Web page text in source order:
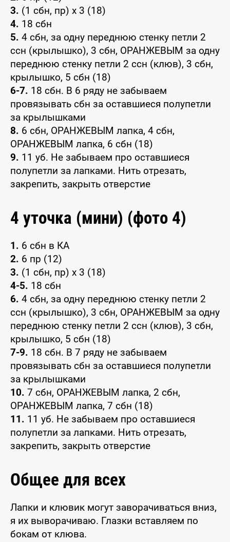
3. (1 сбн, пр) х 3 (18)
4. 18 сбн
5. 4 сбн, за одну переднюю стенку петли 2
ссн (крылышко), 3 сбн, ОРАНЖЕВЫМ за одну
переднюю стенку петли 2 ссн (клюв), 3 сбн,
крылышко, 5 сбн (18)
6-7. 18 сбн. В 6 ряду не забываем
провязывать сбн за оставшиеся полупетли
за крылышками
8. 6 сбн, ОРАНЖЕВЫМ лапка, 4 сбн,
ОРАНЖЕВЫМ лапка, 6 сбн (18)
9. 11 уб. Не забываем про оставшиеся
полупетли за лапками. Нить отрезать,
закрепить, закрыть отверстие
4 уточка (мини) (фото 4)
1. 6 сбн в КА
2. 6 пр (12)
3. (1 сбн, пр) х 3 (18)
4-5. 18 сбн
6. 4 сбн, за одну переднюю стенку петли 2
ссн (крылышко), 3 сбн, ОРАНЖЕВЫМ за одну
переднюю стенку петли 2 ссн (клюв), 3 сбн,
крылышко, 5 сбн (18)
7-9. 18 сбн. В 7 ряду не забываем
провязывать сбн за оставшиеся полупетли
за крылышками
10. 7 сбн, ОРАНЖЕВЫМ лапка, 2 сбн,
ОРАНЖЕВЫМ лапка, 7 сбн (18)
11. 11 уб. Не забываем про оставшиеся
полупетли за лапками. Нить отрезать,
закрепить, закрыть отверстие
Общее для всех
Лапки и клювик могут заворачиваться вниз,
я их выворачиваю. Глазки вставляем по
бокам от клюва.